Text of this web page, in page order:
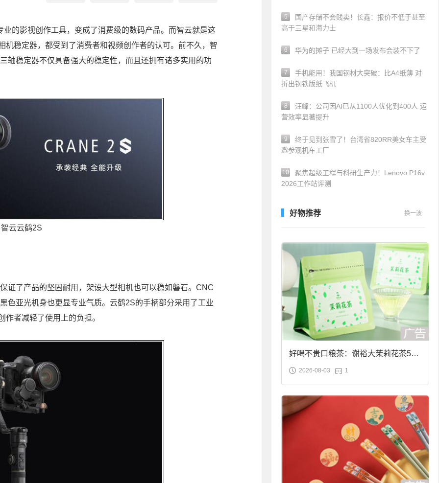
的影视创作工具，变成了消费级的数码产品。而智云就是这
稳定器，都受到了消费者和视频创作者的认可。前不久，智
稳定器不仅具备强大的稳定性，而且还拥有诸多实用的功
智云云鹤2S
证了产品的坚固耐用，架设大型相机也可以稳如磐石。CNC
色亚光机身也更显专业气质。云鹤2S的手柄部分采用了工业
者减轻了使用上的负担。
5
国产存储不会贱卖！长鑫：报价不低于甚至
高于三星和海力士
6 华为的摊子 已经大到一场发布会装不下了
7
手机能用！我国钢材大突破：比A4纸薄 对
折出钢铁版纸飞机
8
汪峰：公司因AI已从1100人优化到400人 运
营效率显著提升
9
终于见到张雪了！台湾省820RR美女车主受
邀参观机车工厂
10
聚焦超级工程与科研生产力！Lenovo P16v
2026工作站评测
好物推荐 换一波
好喝不贵口粮茶：谢裕大茉莉花茶50g
袋装9.9元到手
2026-08-03 1